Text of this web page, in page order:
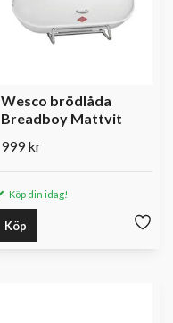
Wesco brödlåda
Breadboy Mattvit
999 kr
Köp din idag!
Köp